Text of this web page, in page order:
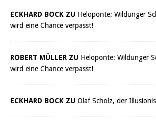
ECKHARD BOCK ZU Heloponte: Wildunger
wird eine Chance verpasst!
ROBERT MÜLLER ZU Heloponte: Wildunger
wird eine Chance verpasst!
ECKHARD BOCK ZU Olaf Scholz, der